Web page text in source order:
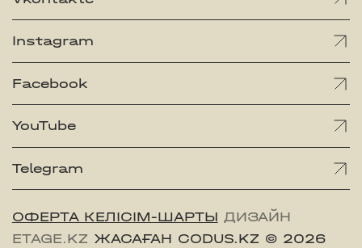
Instagram
Facebook
YouTube
Telegram
ОФЕРТА КЕЛІСІМ-ШАРТЫ ДИЗАЙН
ETAGE.KZ ЖАСАҒАН CODUS.KZ © 2026